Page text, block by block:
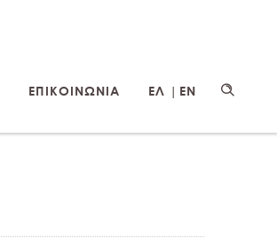
ΕΠΙΚΟΙΝΩΝΙΑ ΕΛ | EN